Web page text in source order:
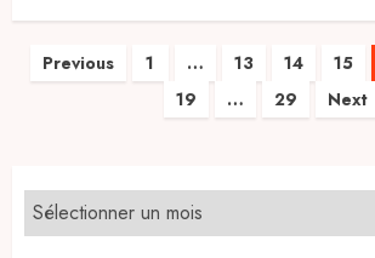
Pagination
Previous 1 … 13 14 15
19
… 29 Next